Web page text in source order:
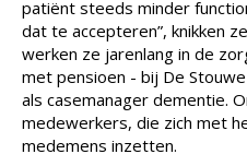
patiënt steeds minder
dat te accepteren”, knikken
werken ze jarenlang in de
met pensioen - bij De
als casemanager dementie.
medewerkers, die zich met
medemens inzetten.